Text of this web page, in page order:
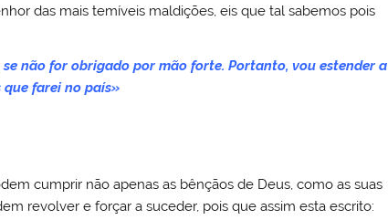
das mais temíveis maldições, eis que tal sabemos pois
não for obrigado por mão forte. Portanto, vou estender a
farei no país»
cumprir não apenas as bênçãos de Deus, como as suas
revolver e forçar a suceder, pois que assim esta escrito: